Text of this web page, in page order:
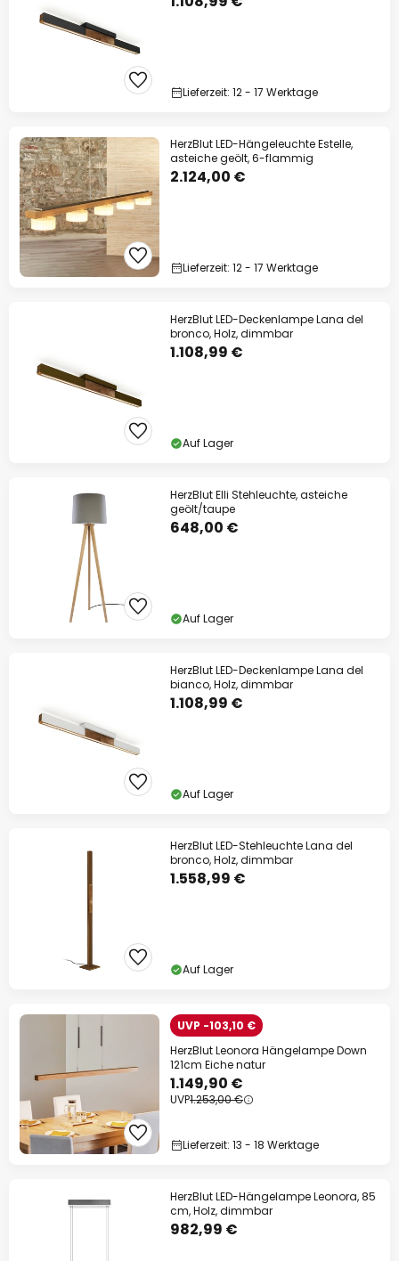
Lieferzeit: 12 - 17 Werktage
HerzBlut LED-Hängeleuchte Estelle,
asteiche geölt, 6-flammig
2.124,00 €
Lieferzeit: 12 - 17 Werktage
HerzBlut LED-Deckenlampe Lana del
bronco, Holz, dimmbar
1.108,99 €
Auf Lager
HerzBlut Elli Stehleuchte, asteiche
geölt/taupe
648,00 €
Auf Lager
HerzBlut LED-Deckenlampe Lana del
bianco, Holz, dimmbar
1.108,99 €
Auf Lager
HerzBlut LED-Stehleuchte Lana del
bronco, Holz, dimmbar
1.558,99 €
Auf Lager
UVP -103,10 €
HerzBlut Leonora Hängelampe Down
121cm Eiche natur
1.149,90 €
UVP1.253,00 €
Lieferzeit: 13 - 18 Werktage
HerzBlut LED-Hängelampe Leonora, 85
cm, Holz, dimmbar
982,99 €